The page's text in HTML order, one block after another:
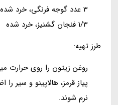
3 عدد گوجه فرنگی، خرد شده
1/3 فنجان گشنیز، خرد شده
طرز تهیه:
روغن زیتون را روی حرارت
پیاز قرمز، هالاپینو و سیر
نرم شوند.